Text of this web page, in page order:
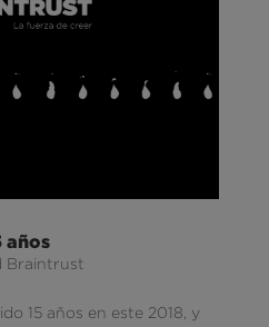
años
Braintrust
15 años en este 2018, y